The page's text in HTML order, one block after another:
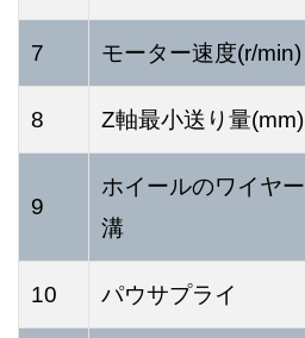
7 モーター速度(r/min)
8 Z軸最小送り量(mm)
9
ホイールのワイヤー
溝
10 パウサプライ